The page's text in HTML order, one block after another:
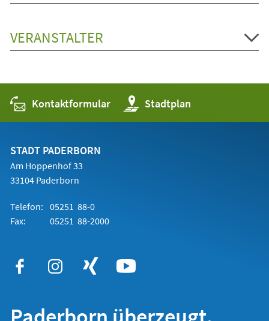
VERANSTALTER
Kontaktformular Stadtplan
(Öffnet
in
einem
STADT PADERBORN
Am Hoppenhof 33
33104 Paderborn
Telefon: 05251 88-0
Fax:
05251 88-2000